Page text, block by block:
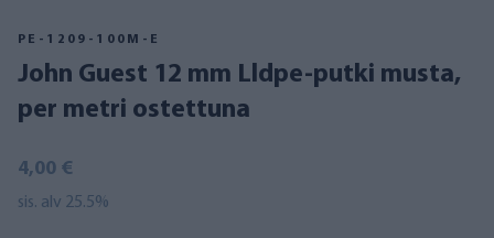
PE-1209-100M-E
John Guest 12 mm Lldpe-putki musta,
per metri ostettuna
4,00 €
sis. alv 25.5%